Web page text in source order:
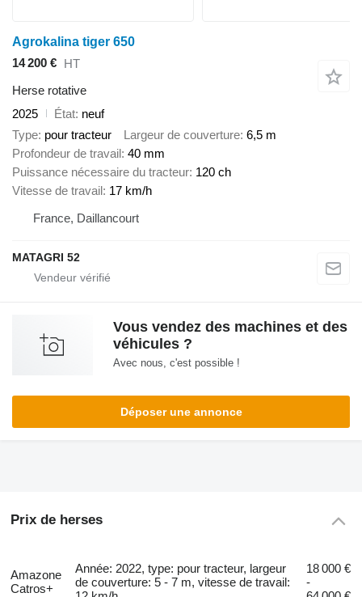
Agrokalina tiger 650
14 200 € HT
Herse rotative
2025
État neuf
Type pour tracteur Largeur de couverture 6,5 m
Profondeur de travail 40 mm
Puissance nécessaire du tracteur 120 ch
Vitesse de travail 17 km/h
France, Daillancourt
MATAGRI 52
Vous vendez des machines et des
véhicules ?
Avec nous, c'est possible !
Déposer une annonce
Prix de herses
Amazone
Catros+
Année: 2022, type: pour tracteur, largeur
de couverture: 5 - 7 m, vitesse de travail:
18 000 €
-